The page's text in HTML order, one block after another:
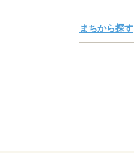
まちから探す